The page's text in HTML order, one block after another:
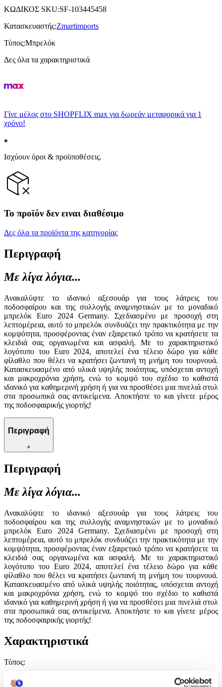
ΚΩΔΙΚΟΣ SKU:SF-103445458
Κατασκευαστής:Zmartimports
Τύπος:Μπρελόκ
Δες όλα τα χαρακτηριστικά
Γίνε μέλος στο SHOPFLIX max για δωρεάν μεταφορικά για 1
χρόνο!
Ισχύουν όροι & προϋποθέσεις.
Το προϊόν δεν ειναι διαθέσιμο
Δες όλα τα προϊόντα της κατηγορίας
Περιγραφή
Με λίγα λόγια...
Ανακαλύψτε το ιδανικό αξεσουάρ για τους λάτρεις του
ποδοσφαίρου και της συλλογής αναμνηστικών με το μοναδικό
μπρελόκ Euro 2024 Germany. Σχεδιασμένο με προσοχή στη
λεπτομέρεια, αυτό το μπρελόκ συνδυάζει την πρακτικότητα με την
κομψότητα, προσφέροντας έναν εξαιρετικό τρόπο να κρατήσετε τα
κλειδιά σας οργανωμένα και ασφαλή. Με το χαρακτηριστικό
λογότυπο του Euro 2024, αποτελεί ένα τέλειο δώρο για κάθε
φίλαθλο που θέλει να κρατήσει ζωντανή τη μνήμη του τουρνουά.
Κατασκευασμένο από υλικά υψηλής ποιότητας, υπόσχεται αντοχή
και μακροχρόνια χρήση, ενώ το κομψό του σχέδιο το καθιστά
ιδανικό για καθημερινή χρήση ή για να προσθέσει μια πινελιά στυλ
στα προσωπικά σας αντικείμενα. Αποκτήστε το και γίνετε μέρος
της ποδοσφαιρικής γιορτής!
Περιγραφή
+
Περιγραφή
Με λίγα λόγια...
Ανακαλύψτε το ιδανικό αξεσουάρ για τους λάτρεις του
ποδοσφαίρου και της συλλογής αναμνηστικών με το μοναδικό
μπρελόκ Euro 2024 Germany. Σχεδιασμένο με προσοχή στη
λεπτομέρεια, αυτό το μπρελόκ συνδυάζει την πρακτικότητα με την
κομψότητα, προσφέροντας έναν εξαιρετικό τρόπο να κρατήσετε τα
κλειδιά σας οργανωμένα και ασφαλή. Με το χαρακτηριστικό
λογότυπο του Euro 2024, αποτελεί ένα τέλειο δώρο για κάθε
φίλαθλο που θέλει να κρατήσει ζωντανή τη μνήμη του τουρνουά.
Κατασκευασμένο από υλικά υψηλής ποιότητας, υπόσχεται αντοχή
και μακροχρόνια χρήση, ενώ το κομψό του σχέδιο το καθιστά
ιδανικό για καθημερινή χρήση ή για να προσθέσει μια πινελιά στυλ
στα προσωπικά σας αντικείμενα. Αποκτήστε το και γίνετε μέρος
της ποδοσφαιρικής γιορτής!
Χαρακτηριστικά
Τύπος: